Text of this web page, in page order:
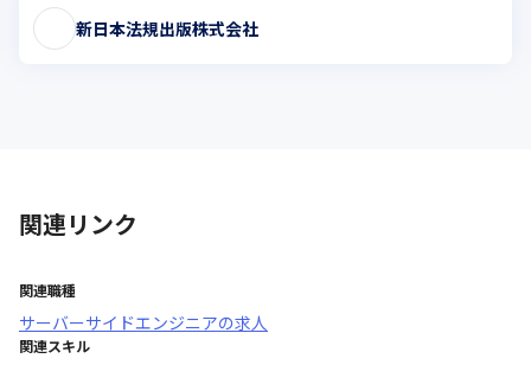
新日本法規出版株式会社
関連リンク
関連職種
サーバーサイドエンジニアの求人
関連スキル